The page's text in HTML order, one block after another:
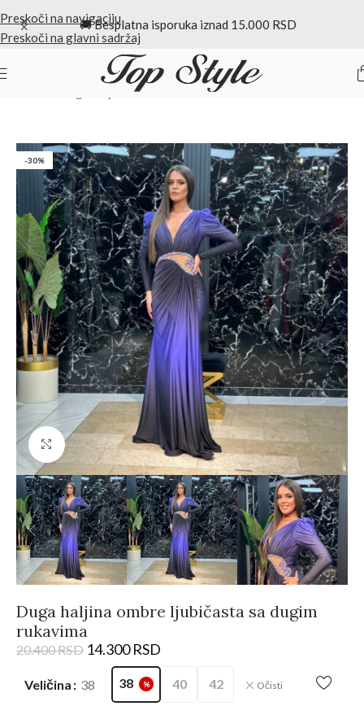
Preskoči na navigaciju
Preskoči na glavni sadržaj
🚚 Besplatna isporuka iznad 15.000 RSD
-30%
Kliknite da biste uvećali
Duga haljina ombre ljubičasta sa dugim
rukavima
20.400RSD 14.300RSD
Veličina 38 38 % 40 42 Očisti